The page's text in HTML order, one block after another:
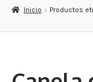
Carrito
Inicio Productos